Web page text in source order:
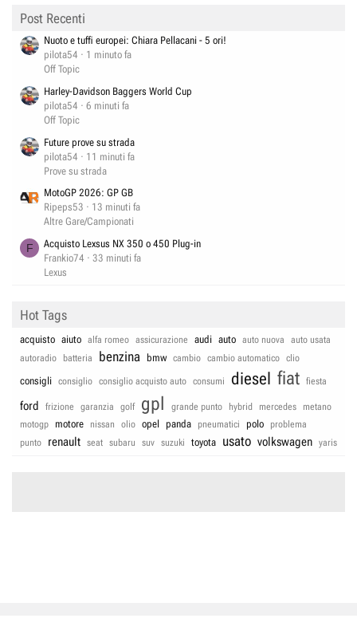
Post Recenti
Nuoto e tuffi europei: Chiara Pellacani - 5 ori!
pilota54
1 minuto fa
Off Topic
Harley-Davidson Baggers World Cup
pilota54
6 minuti fa
Off Topic
Future prove su strada
pilota54
11 minuti fa
Prove su strada
MotoGP 2026: GP GB
Ripeps53
13 minuti fa
Altre Gare/Campionati
F
Acquisto Lexsus NX 350 o 450 Plug-in
Frankio74
33 minuti fa
Lexus
Hot Tags
acquisto aiuto alfa romeo assicurazione audi auto auto nuova
auto usata
autoradio
batteria benzina bmw cambio cambio automatico clio
consigli consiglio consiglio acquisto auto consumi diesel fiat fiesta
ford frizione garanzia golf gpl grande punto hybrid mercedes
metano
motogp
motore nissan olio opel panda pneumatici polo
problema
punto
renault seat subaru suv suzuki toyota usato volkswagen yaris